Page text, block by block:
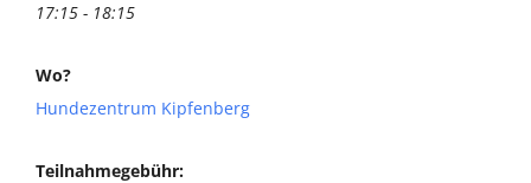
Unsere Shops
Ernährungsberatung
17:15 - 18:15
Wo?
Hundezentrum Kipfenberg
Teilnahmegebühr: